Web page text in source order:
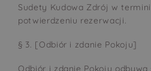
Sudety Kudowa Zdrój w
potwierdzeniu rezerwacji.
§ 3. [Odbiór i zdanie Pokoju]
Odbiór i zdanie Pokoju